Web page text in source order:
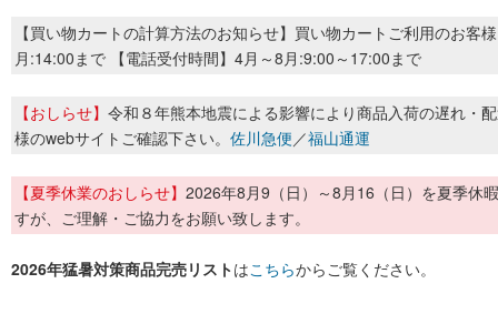
【買い物カートの計算方法のお知らせ】買い物カートご利用のお客
月:14:00まで 【電話受付時間】4月～8月:9:00～17:00まで
【おしらせ】 令和８年熊本地震による影響により商品入荷の遅れ・
様のwebサイトご確認下さい。 佐川急便／福山通運
【夏季休業のおしらせ】 2026年8月9（日）～8月16（日）を夏季休
すが、ご理解・ご協力をお願い致します。
2026年猛暑対策商品完売リストはこちらからご覧ください。